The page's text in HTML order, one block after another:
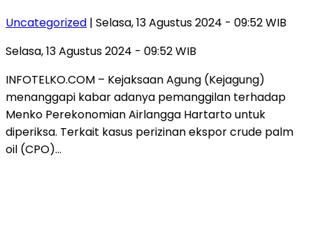
Uncategorized | Selasa, 13 Agustus 2024 - 09:52 WIB
Selasa, 13 Agustus 2024 - 09:52 WIB
INFOTELKO.COM – Kejaksaan Agung (Kejagung)
menanggapi kabar adanya pemanggilan terhadap
Menko Perekonomian Airlangga Hartarto untuk
diperiksa. Terkait kasus perizinan ekspor crude palm
oil (CPO)…